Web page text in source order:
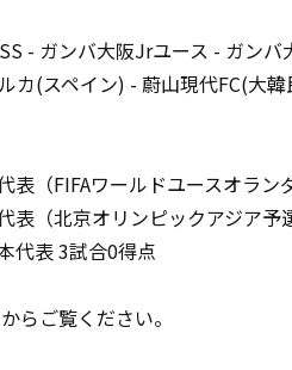
- ガンバ大阪Jrユース - ガン
カ(スペイン) - 蔚山現代FC(大
表（FIFAワールドユースオラン
表（北京オリンピックアジア予
代表 3試合0得点
からご覧ください。